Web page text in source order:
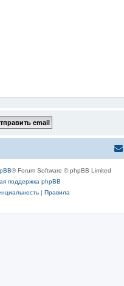
® Forum Software © phpBB Limited
поддержка phpBB
| Правила